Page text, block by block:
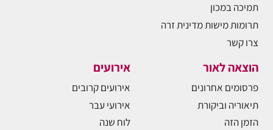
תמיכה במכון
תרומות מישות מדינית זרה
צרו קשר
הוצאה לאור
פרסומים אחרונים
תיאוריה וביקורת
הזמן הזה
אירועים
אירועים קרובים
אירועי עבר
לוח שנה